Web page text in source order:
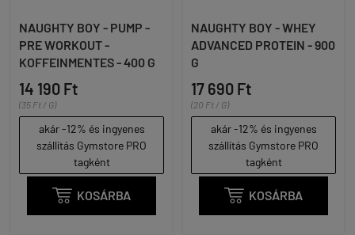
NAUGHTY BOY - PUMP -
PRE WORKOUT -
KOFFEINMENTES - 400 G
14 190 Ft
(35 Ft / G)
akár -12% és ingyenes
szállítás Gymstore PRO
tagként
 KOSÁRBA
NAUGHTY BOY - WHEY
ADVANCED PROTEIN - 900
G
17 690 Ft
(20 Ft / G)
akár -12% és ingyenes
szállítás Gymstore PRO
tagként
 KOSÁRBA